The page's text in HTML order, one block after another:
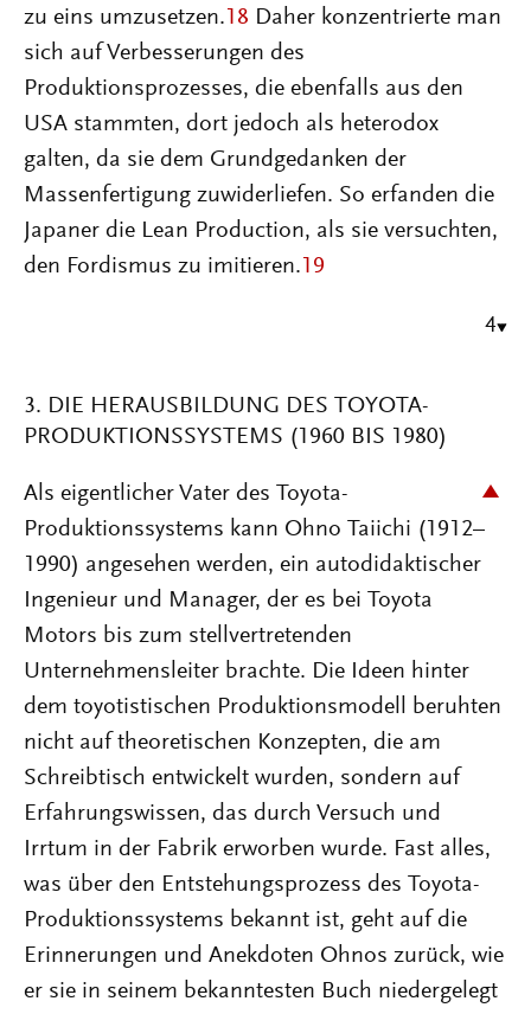
zu eins umzusetzen. 18 Daher konzentrierte man
sich auf Verbesserungen des
Produktionsprozesses, die ebenfalls aus den
USA stammten, dort jedoch als heterodox
galten, da sie dem Grundgedanken der
Massenfertigung zuwiderliefen. So erfanden die
Japaner die Lean Production, als sie versuchten,
den Fordismus zu imitieren. 19
4
3. DIE HERAUSBILDUNG DES TOYOTA-
PRODUKTIONSSYSTEMS (1960 BIS 1980)
Als eigentlicher Vater des Toyota-
Produktionssystems kann Ohno Taiichi (1912–
1990) angesehen werden, ein autodidaktischer
Ingenieur und Manager, der es bei Toyota
Motors bis zum stellvertretenden
Unternehmensleiter brachte. Die Ideen hinter
dem toyotistischen Produktionsmodell beruhten
nicht auf theoretischen Konzepten, die am
Schreibtisch entwickelt wurden, sondern auf
Erfahrungswissen, das durch Versuch und
Irrtum in der Fabrik erworben wurde. Fast alles,
was über den Entstehungsprozess des Toyota-
Produktionssystems bekannt ist, geht auf die
Erinnerungen und Anekdoten Ohnos zurück, wie
er sie in seinem bekanntesten Buch niedergelegt